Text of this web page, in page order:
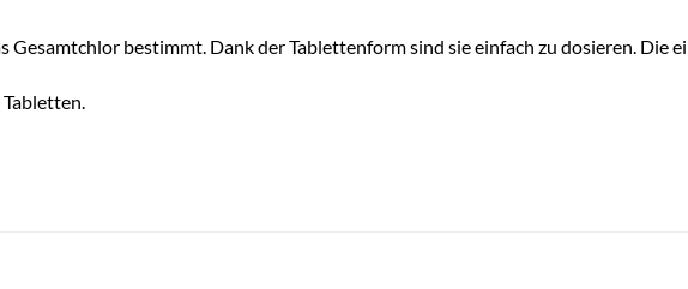
Gesamtchlor bestimmt. Dank der Tablettenform sind sie einfach zu dosieren. Die